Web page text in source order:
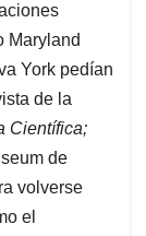
Maryland
York pedían
de la
Científica;
de
volverse
el